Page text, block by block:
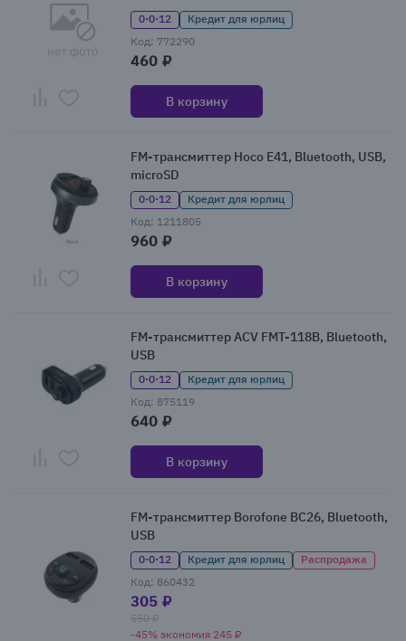
0·0·12
Кредит для юрлиц
Код: 772290
460 ₽
В корзину
FM-трансмиттер Hoco E41, Bluetooth, USB,
microSD
0·0·12
Кредит для юрлиц
Код: 1211805
960 ₽
В корзину
FM-трансмиттер ACV FMT-118B, Bluetooth,
USB
0·0·12
Кредит для юрлиц
Код: 875119
640 ₽
В корзину
FM-трансмиттер Borofone BC26, Bluetooth,
USB
0·0·12 Кредит для юрлиц
Распродажа
Код: 860432
305 ₽
550 ₽
-45% экономия 245 ₽